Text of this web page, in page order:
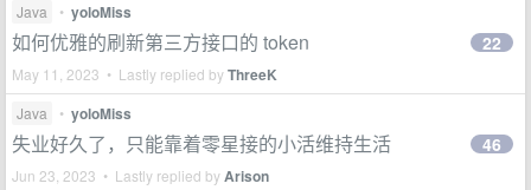
Java • yoloMiss
如何优雅的刷新第三方接口的 token
May 11, 2023 • Lastly replied byThreeK
22
Java • yoloMiss
失业好久了，只能靠着零星接的小活维持生活
Jun 23, 2023 • Lastly replied byArison
46